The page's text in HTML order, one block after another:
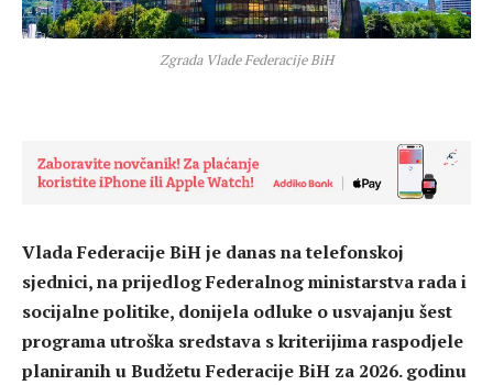
Zgrada Vlade Federacije BiH
Vlada Federacije BiH je danas na telefonskoj
sjednici, na prijedlog Federalnog ministarstva rada i
socijalne politike, donijela odluke o usvajanju šest
programa utroška sredstava s kriterijima raspodjele
planiranih u Budžetu Federacije BiH za 2026. godinu